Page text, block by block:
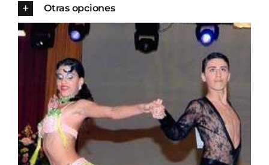
AYUNTAMIENTO
TURISMO
Otras opciones